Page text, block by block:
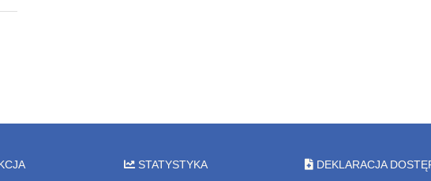
STATYSTYKA DEKLARACJA